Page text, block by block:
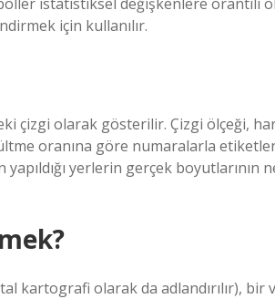
için kullanılır.
çizgi olarak gösterilir. Çizgi ölçeği,
oranına göre numaralarla
yapıldığı yerlerin gerçek
kartografi olarak da adlandırılır),